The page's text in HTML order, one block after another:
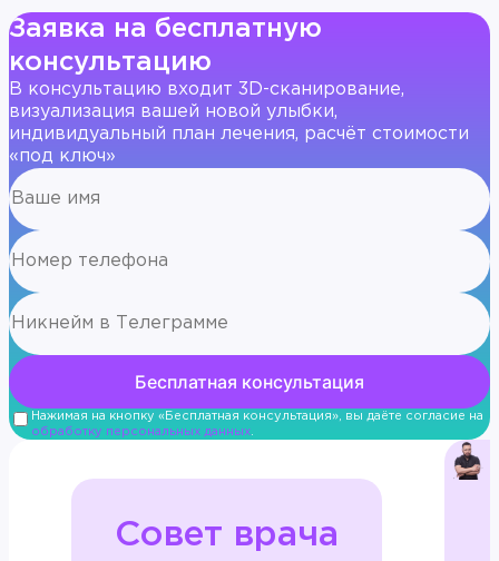
Заявка на бесплатную
консультацию
В консультацию входит 3D-сканирование,
визуализация вашей новой улыбки,
индивидуальный план лечения, расчёт стоимости
«под ключ»
Нажимая на кнопку «Бесплатная консультация», вы даёте согласие на
обработку персональных данных.
Совет врача